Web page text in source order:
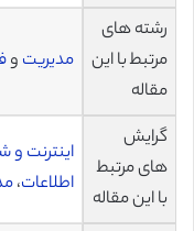
رشته های
مرتبط با این
مقاله
مدیریت و
گرایش
های مرتبط
با این مقاله
اینترنت
اطلاعات،